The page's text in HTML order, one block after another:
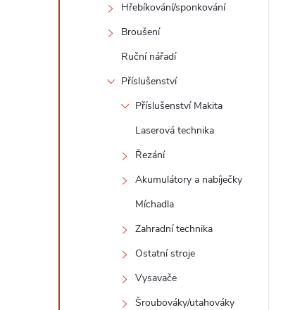
Hřebíkování/sponkování
Broušení
Ruční nářadí
Příslušenství
Příslušenství Makita
Laserová technika
Řezání
Akumulátory a nabíječky
Míchadla
Zahradní technika
Ostatní stroje
Vysavače
Šroubováky/utahováky